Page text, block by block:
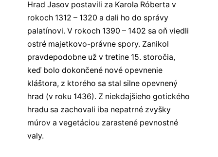
Hrad Jasov postavili za Karola Róberta v
rokoch 1312 – 1320 a dali ho do správy
palatínovi. V rokoch 1390 – 1402 sa oň viedli
ostré majetkovo-právne spory. Zanikol
pravdepodobne už v tretine 15. storočia,
keď bolo dokončené nové opevnenie
kláštora, z ktorého sa stal silne opevnený
hrad (v roku 1436). Z niekdajšieho gotického
hradu sa zachovali iba nepatrné zvyšky
múrov a vegetáciou zarastené pevnostné
valy.